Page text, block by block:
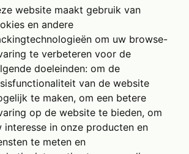
website maakt gebruik van
en andere
om uw browse-
te verbeteren voor de
doeleinden: om de
van de website
te maken, om een betere
op de website te bieden, om
interesse in onze producten en
te meten en
opladen in plaats van enkel uitrusten
ziek of Kreeg je onlangs een Medische
het kostenloze Terug naar Werk
gemotiveerd op jouw job? Doe de